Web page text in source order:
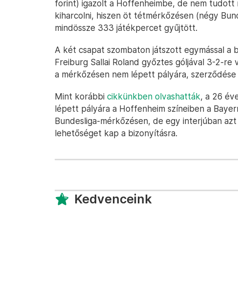
forint) igazolt a Hoffenheimbe, de nem tudott
kiharcolni, hiszen öt tétmérkőzésen (négy
mindössze 333 játékpercet gyűjtött.
A két csapat szombaton játszott egymással a
Freiburg Sallai Roland győztes góljával 3-2-
a mérkőzésen nem lépett pályára,
Mint korábbi cikkünkben olvashatták, a 26
lépett pályára a Hoffenheim színeiben a
Bundesliga-mérkőzésen, de egy interjúban
lehetőséget kap a bizonyításra.
Kedvenceink